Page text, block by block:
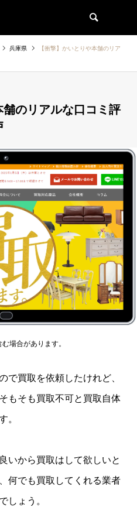
兵庫県
【衝撃】かいとりや本舗のリア
舗のリアルな口コミ評
場合があります。
で買取を依頼したけれど、
もそも買取不可と買取自体
。
いから買取はして欲しいと
何でも買取してくれる業者
しょう。